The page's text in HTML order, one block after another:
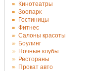
Кинотеатры
Зоопарк
Гостиницы
Фитнес
Салоны красоты
Боулинг
Ночные клубы
Рестораны
Прокат авто